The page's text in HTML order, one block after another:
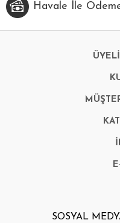
Havale İle
SOSYAL